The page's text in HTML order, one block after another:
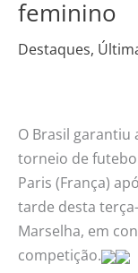
feminino
Destaques,
O Brasil garantiu
torneio de
Paris (França)
tarde desta
Marselha, em
competição.
e
garante
do
futebol
feminino